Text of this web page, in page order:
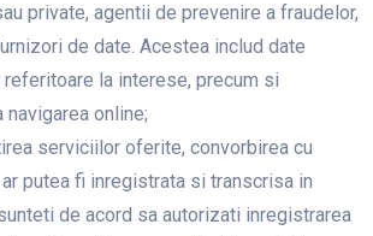
private, agentii de prevenire a fraudelor,
de date. Acestea includ date
la interese, precum si
online;
serviciilor oferite, convorbirea cu
putea fi inregistrata si transcrisa in
de acord sa autorizati inregistrarea